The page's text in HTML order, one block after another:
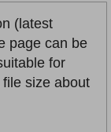
(latest
page can be
for
size about